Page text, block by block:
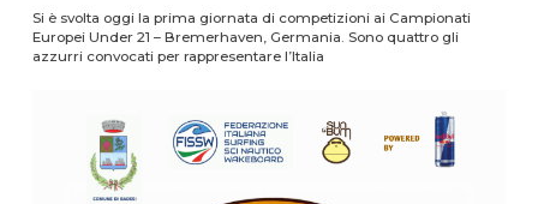
Si è svolta oggi la prima giornata di competizioni ai Campionati
Europei Under 21 – Bremerhaven, Germania. Sono quattro gli
azzurri convocati per rappresentare l’Italia